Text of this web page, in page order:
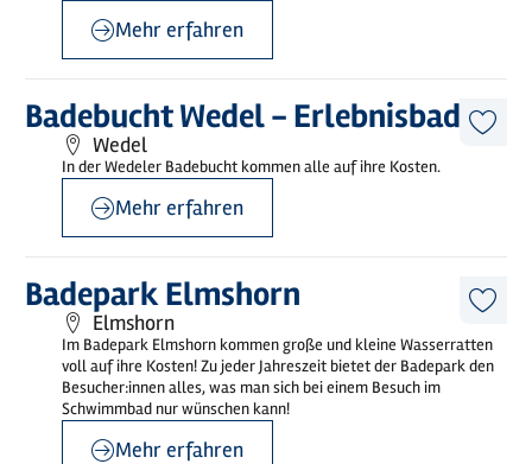
Mehr erfahren
Badebucht Wedel - Erlebnisbad
Wedel
In der Wedeler Badebucht kommen alle auf ihre Kosten.
Mehr
erfahren
Mehr erfahren
Badepark Elmshorn
Elmshorn
Im Badepark Elmshorn kommen große und kleine Wasserratten
voll auf ihre Kosten! Zu jeder Jahreszeit bietet der Badepark den
Besucher:innen alles, was man sich bei einem Besuch im
Schwimmbad nur wünschen kann!
Mehr
erfahren
Mehr erfahren